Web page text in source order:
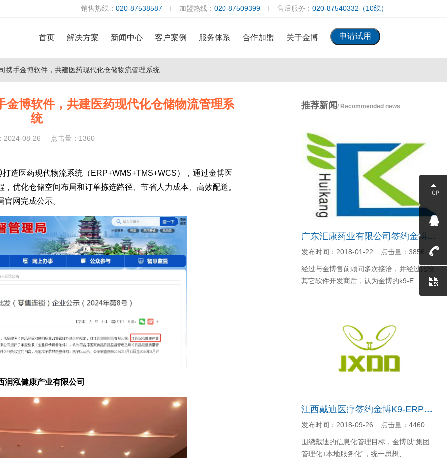
销售热线： 020-87538587 加盟热线： 020-87509399 售后服务： 020-87540332（10线）
首页 解决方案 新闻中心 客户案例 服务体系 合作加盟 关于金博
携手金博软件，共建医药现代化仓储物流管理系统
金博软件，共建医药现代化仓储物流管理系
统
2024-08-26 点击量：1360
造医药现代物流系统（ERP+WMS+TMS+WCS），通过金博医
优化仓储空间布局和订单拣选路径、节省人力成本、高效配送。
网完成公示。
润泓健康产业有限公司
推荐新闻 / Recommended news
广东汇康药业有限公司签约金博K9-ERP批发管理系统
发布时间：2018-01-22 点击量：3856
经过与金博售前顾问多次接洽，并经过比较
其它软件开发商后，认为金博的k9-E...
江西戴迪医疗签约金博K9-ERP医疗器械第三方物流管理系...
发布时间：2018-09-26 点击量：4460
围绕戴迪的信息化管理目标，金博以“集团
管理化+本地服务化”，统一思想、...